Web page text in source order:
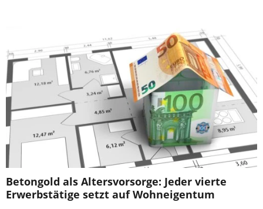
Betongold als Altersvorsorge: Jeder vierte
Erwerbstätige setzt auf Wohneigentum